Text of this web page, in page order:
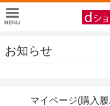
お知らせ
マイページ(購入